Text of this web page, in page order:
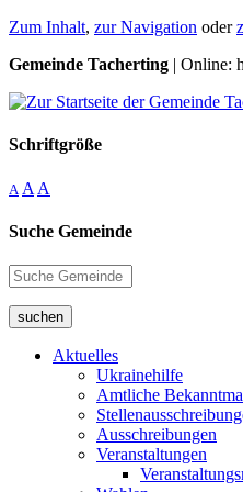
Zum Inhalt, zur Navigation oder
Gemeinde Tacherting | Online:
Schriftgröße
A A A
Suche Gemeinde
suchen
Aktuelles
Ukrainehilfe
Amtliche
Ausschreibungen
Veranstaltungen